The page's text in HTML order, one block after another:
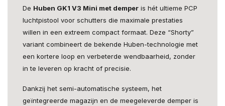
De Huben GK1 V3 Mini met demper is hét ultieme PCP
luchtpistool voor schutters die maximale prestaties
willen in een extreem compact formaat. Deze “Shorty”
variant combineert de bekende Huben-technologie met
een kortere loop en verbeterde wendbaarheid, zonder
in te leveren op kracht of precisie.
Dankzij het semi-automatische systeem, het
geïntegreerde magazijn en de meegeleverde demper is